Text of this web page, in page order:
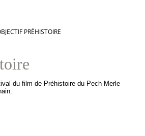
PRÉHISTOIRE
du film de Préhistoire du Pech Merle